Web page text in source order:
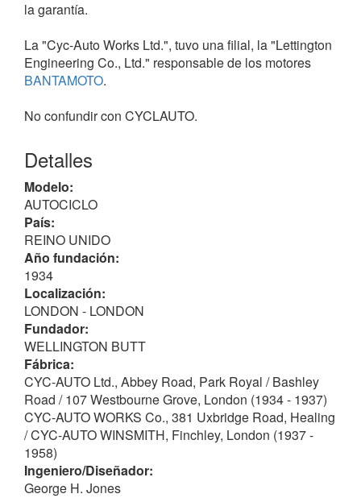
la garantía.
La "Cyc-Auto Works Ltd.", tuvo una filial, la "Lettington
Engineering Co., Ltd." responsable de los motores
BANTAMOTO.
No confundir con CYCLAUTO.
Detalles
Modelo:
AUTOCICLO
País:
REINO UNIDO
Año fundación:
1934
Localización:
LONDON - LONDON
Fundador:
WELLINGTON BUTT
Fábrica:
CYC-AUTO Ltd., Abbey Road, Park Royal / Bashley
Road / 107 Westbourne Grove, London (1934 - 1937)
CYC-AUTO WORKS Co., 381 Uxbridge Road, Healing
/ CYC-AUTO WINSMITH, Finchley, London (1937 -
1958)
Ingeniero/Diseñador:
George H. Jones